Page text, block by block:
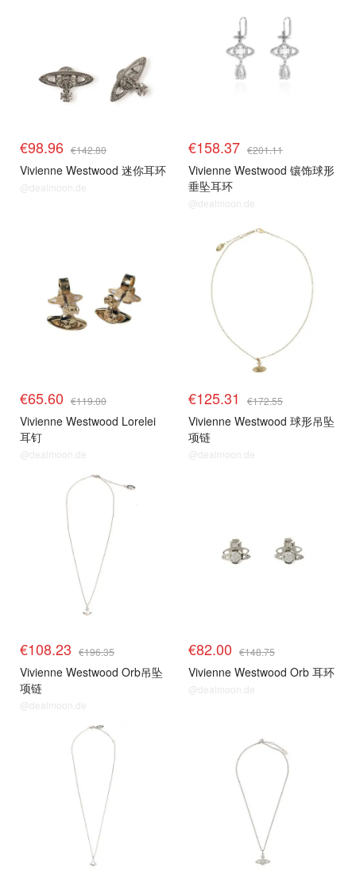
€98.96 €142.80
Vivienne Westwood 迷你耳环
@dealmoon.de
€158.37 €201.11
Vivienne Westwood 镶饰球形
垂坠耳环
@dealmoon.de
€65.60 €119.00
Vivienne Westwood Lorelei
耳钉
@dealmoon.de
€125.31 €172.55
Vivienne Westwood 球形吊坠
项链
@dealmoon.de
€108.23 €196.35
Vivienne Westwood Orb吊坠
项链
@dealmoon.de
€82.00 €148.75
Vivienne Westwood Orb 耳环
@dealmoon.de